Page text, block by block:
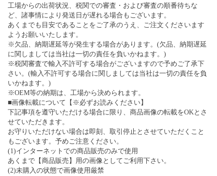
工場からの出荷状況、税関での審査・および審査の順番待ちな
ど、諸事情により発送日が遅れる場合もございます。
あくまでも目安であることをご了承のうえ、ご注文くださいます
ようお願いいたします。
※欠品、納期遅延等が発生する場合があります。(欠品、納期遅延
に関しましては当社は一切の責任を負いかねます。)
※税関審査で輸入不許可する場合がございますので予めご了承下
さい。(輸入不許可する場合に関しましては当社は一切の責任を負
いかねます。)
※OEM等の納期は、工場から決められます。
■画像転載について【※必ずお読みください】
下記事項を遵守いただける場合に限り、商品画像の転載をOKとさ
せていただきます。
お守りいただけない場合は即刻、取引停止とさせていただくこと
もございます。予めご注意ください。
(1)インターネットでの商品販売のみで使用
あくまで【商品販売】用の画像としてご利用下さい。
(2)未購入の状態で画像使用厳禁